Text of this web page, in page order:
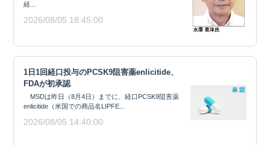
経...
2026/08/05 18:45:00
1日1回経口投与のPCSK9阻害薬enlicitide、
FDAが初承認
MSDは昨日（8月4日）までに、経口PCSK9阻害薬
enlicitide（米国での商品名LIPFE...
2026/08/05 14:40:00